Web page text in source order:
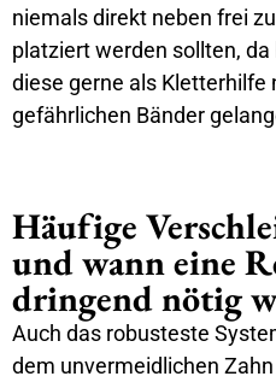
niemals direkt neben frei
platziert werden sollten,
diese gerne als Kletterhilfe
gefährlichen Bänder
Häufige
und wann eine
dringend nötig
Auch das robusteste
dem unvermeidlichen